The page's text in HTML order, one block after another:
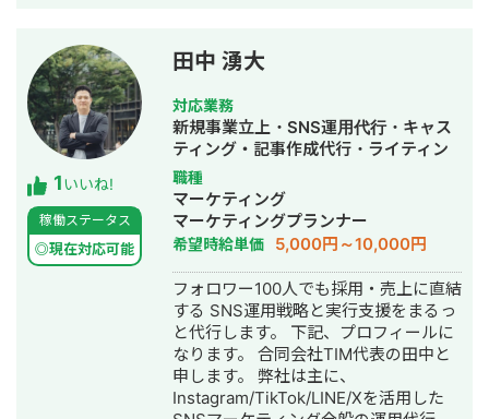
す。 広告・SEO・SNSで新規流入を獲
得 → LP・導線設計でLINEに誘導 → 教
育 → CV この全体フローの設計・実行
が強みです。 ▼対応ツール・領域 GA4
/ GTM / Looker Studio / Lステップ・L
Message（エルメ）/ LP制作 / バナ
ー・動画制作 / SEO / SNS運用 ▼対応
可能な広告媒体 Google広告（検索・デ
ィスプレイ・P-MAX・YouTube）/
Yahoo!広告 / Meta広告（Facebook・
Instagram）/ LINE広告 / TikTok広告 /
X広告 / SmartNews広告 / Outbrain /
Taboola ▼代表的な実績 ・Meta広告で
ROI維持のまま月予算200万→1,200万
円まで拡大（オンラインアシスタント
事業） ・LINE友だち約9,700人獲得、
テイクアウト売上前年比121%達成（飲
1いいね!
稼働ステータス
◎現在対応可能
田中 湧大
対応業務
新規事業立上・SNS運用代行・キャス
ティング・記事作成代行・ライティン
グ・バナー制作・デザイン・オウンド
メディア制作・構築・運用代行・動画
制作・動画編集・採用代行
職種
マーケティング
マーケティングプランナー
希望時給単価 5,000円～10,000円
フォロワー100人でも採用・売上に直結
する SNS運用戦略と実行支援をまるっ
と代行します。 下記、プロフィールに
なります。 合同会社TIM代表の田中と
申します。 弊社は主に、
Instagram/TikTok/LINE/Xを活用した